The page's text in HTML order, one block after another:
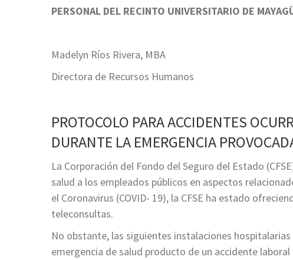
PERSONAL DEL RECINTO UNIVERSITARIO DE
Madelyn Ríos Rivera, MBA
Directora de Recursos Humanos
PROTOCOLO PARA ACCIDENTES
DURANTE LA EMERGENCIA
La Corporación del Fondo del Seguro del Estado
salud a los empleados públicos en aspectos
el Coronavirus (COVID- 19), la CFSE ha estado
teleconsultas.
No obstante, las siguientes instalaciones
emergencia de salud producto de un accidente